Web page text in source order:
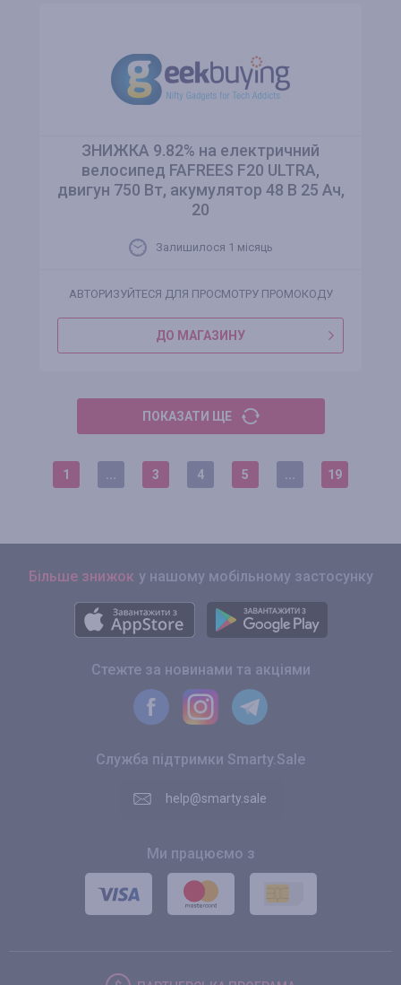
ЗНИЖКА 9.82% на електричний
велосипед FAFREES F20 ULTRA,
двигун 750 Вт, акумулятор 48 В 25 Ач,
20
Залишилося 1 місяць
АВТОРИЗУЙТЕСЯ ДЛЯ ПРОСМОТРУ ПРОМОКОДУ
ДО МАГАЗИНУ
ПОКАЗАТИ ЩЕ
1 3 4 5 19
Більше знижок у нашому мобільному застосунку
Стежте за новинами та акціями
Служба підтримки Smarty.Sale
help@smarty.sale
Ми працюємо з